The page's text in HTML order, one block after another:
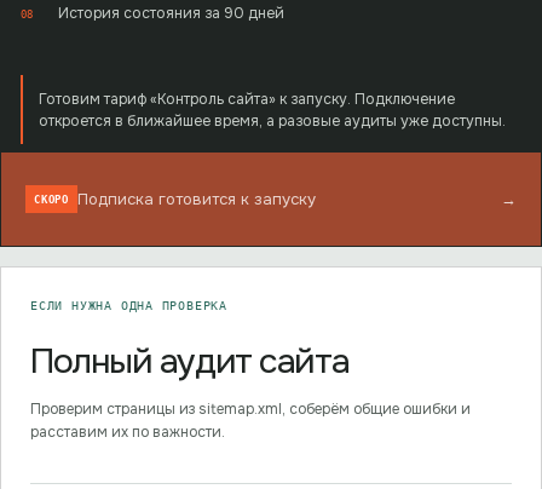
08 История состояния за 90 дней
Готовим тариф «Контроль сайта» к запуску. Подключение
откроется в ближайшее время, а разовые аудиты уже доступны.
СКОРО Подписка готовится к запуску →
ЕСЛИ НУЖНА ОДНА ПРОВЕРКА
Полный аудит сайта
Проверим страницы из sitemap.xml, соберём общие ошибки и
расставим их по важности.